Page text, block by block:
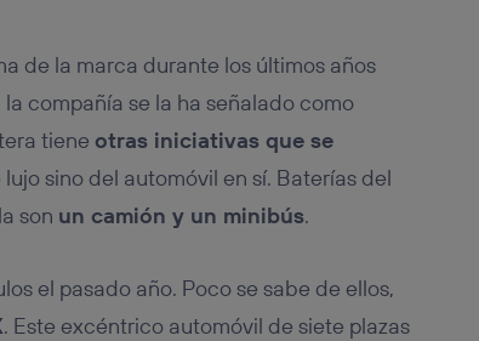
de la marca durante los últimos años
compañía se la ha señalado como
tiene otras iniciativas que se
sino del automóvil en sí. Baterías del
son un camión y un minibús.
el pasado año. Poco se sabe de ellos,
. Este excéntrico automóvil de siete plazas
de los miembros del hogar que
“Administrar Utiq” en la parte